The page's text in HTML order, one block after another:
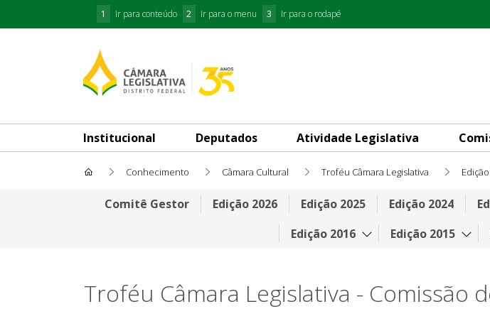
1 Ir para conteúdo 2 Ir para o menu 3 Ir para o rodapé
Institucional Deputados Atividade Legislativa
Conhecimento Câmara Cultural Troféu Câmara Legislativa
Comissão de Seleção
Comitê Gestor Edição 2026 Edição 2025 Edição 2024
Edição 2016
Edição 2015
Troféu Câmara Legislativa - Comissão